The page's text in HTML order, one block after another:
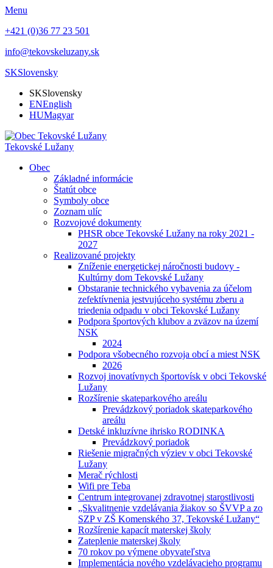
Menu
+421 (0)36 77 23 501
info@tekovskeluzany.sk
SKSlovensky
SKSlovensky
ENEnglish
HUMagyar
Tekovské Lužany
Obec
Základné informácie
Štatút obce
Symboly obce
Zoznam ulíc
Rozvojové dokumenty
PHSR obce Tekovské Lužany na roky 2021 -
2027
Realizované projekty
Zníženie energetickej náročnosti budovy -
Kultúrny dom Tekovské Lužany
Obstaranie technického vybavenia za účelom
zefektívnenia jestvujúceho systému zberu a
triedenia odpadu v obci Tekovské Lužany
Podpora športových klubov a zväzov na území
NSK
2024
Podpora všobecného rozvoja obcí a miest NSK
2026
Rozvoj inovatívnych športovísk v obci Tekovské
Lužany
Rozšírenie skateparkového areálu
Prevádzkový poriadok skateparkového
areálu
Detské inkluzívne ihrisko RODINKA
Prevádzkový poriadok
Riešenie migračných výziev v obci Tekovské
Lužany
Merač rýchlosti
Wifi pre Teba
Centrum integrovanej zdravotnej starostlivosti
„Skvalitnenie vzdelávania žiakov so ŠVVP a zo
SZP v ZŠ Komenského 37, Tekovské Lužany“
Rozšírenie kapacít materskej školy
Zateplenie materskej školy
70 rokov po výmene obyvateľstva
Implementácia nového vzdelávacieho programu